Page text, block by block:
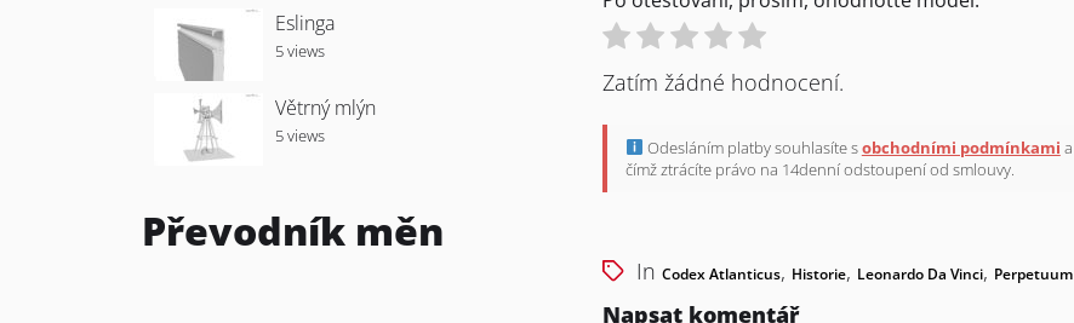
Zatím žádné hodnocení.
Odesláním platby souhlasíte sobchodními podmínkami
čímž ztrácíte právo na 14denní odstoupení od smlouvy.
In Codex Atlanticus, Historie, Leonardo Da Vinci,
Napsat komentář
Eslinga
5 views
Větrný mlýn
5 views
Převodník měn